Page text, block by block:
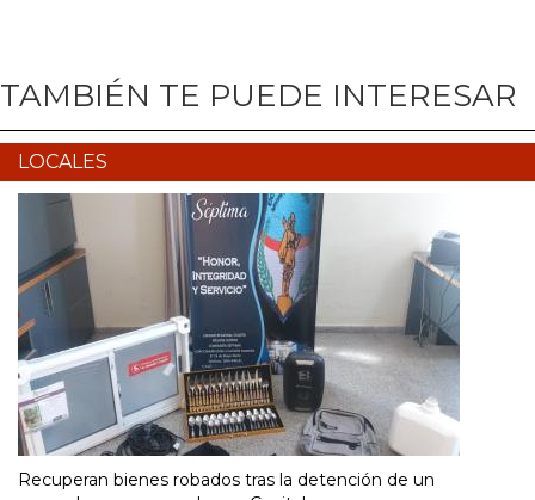
TAMBIÉN TE PUEDE INTERESAR
LOCALES
Recuperan bienes robados tras la detención de un